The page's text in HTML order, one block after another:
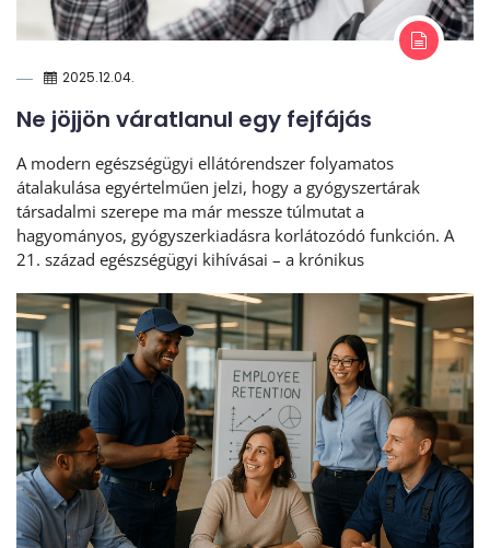
2025.12.04.
Ne jöjjön váratlanul egy fejfájás
A modern egészségügyi ellátórendszer folyamatos
átalakulása egyértelműen jelzi, hogy a gyógyszertárak
társadalmi szerepe ma már messze túlmutat a
hagyományos, gyógyszerkiadásra korlátozódó funkción. A
21. század egészségügyi kihívásai – a krónikus